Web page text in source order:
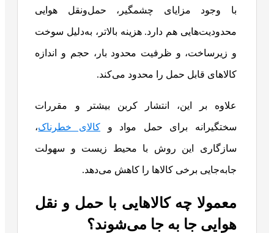
با وجود مزایای چشمگیر، حمل‌ونقل هوایی
محدودیت‌هایی هم دارد. هزینه بالاتر، به‌دلیل سوخت
و زیرساخت، و ظرفیت محدود بار، حجم و اندازه
کالاهای قابل حمل را محدود می‌کند.
علاوه بر این، انتشار کربن بیشتر و مقررات
سختگیرانه برای حمل مواد و کالای خطرناک،
سازگاری این روش با محیط زیست و سهولت
جابه‌جایی برخی کالاها را کاهش می‌دهد.
معمولا چه کالاهایی با حمل و نقل
هوایی جا به جا می‌شوند؟